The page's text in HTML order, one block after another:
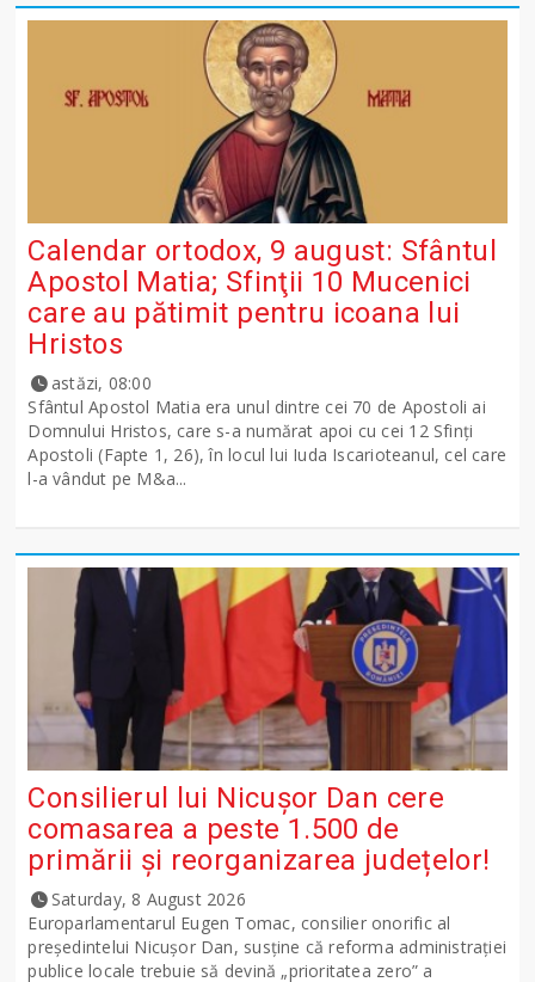
Calendar ortodox, 9 august: Sfântul
Apostol Matia; Sfinţii 10 Mucenici
care au pătimit pentru icoana lui
Hristos
astăzi, 08:00
Sfântul Apostol Matia era unul dintre cei 70 de Apostoli ai
Domnului Hristos, care s-a numărat apoi cu cei 12 Sfinţi
Apostoli (Fapte 1, 26), în locul lui Iuda Iscarioteanul, cel care
l-a vândut pe M&a...
Consilierul lui Nicușor Dan cere
comasarea a peste 1.500 de
primării și reorganizarea județelor!
Saturday, 8 August 2026
Europarlamentarul Eugen Tomac, consilier onorific al
președintelui Nicușor Dan, susține că reforma administrației
publice locale trebuie să devină „prioritatea zero” a